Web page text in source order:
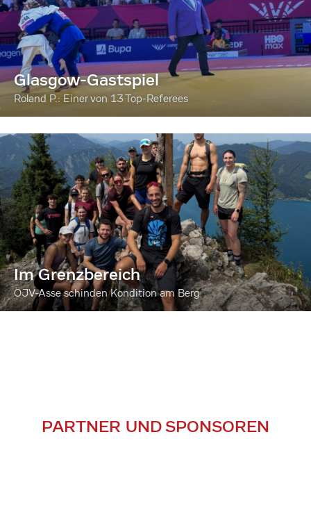
Glasgow-Gastspiel
Roland P.: Einer von 13 Top-Referees
Im Grenzbereich
ÖJV-Asse schinden Kondition am Berg
PARTNER UND SPONSOREN